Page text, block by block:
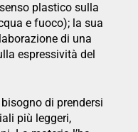
plastico sulla
e fuoco); la sua
di una
espressività del
di prendersi
più leggeri,